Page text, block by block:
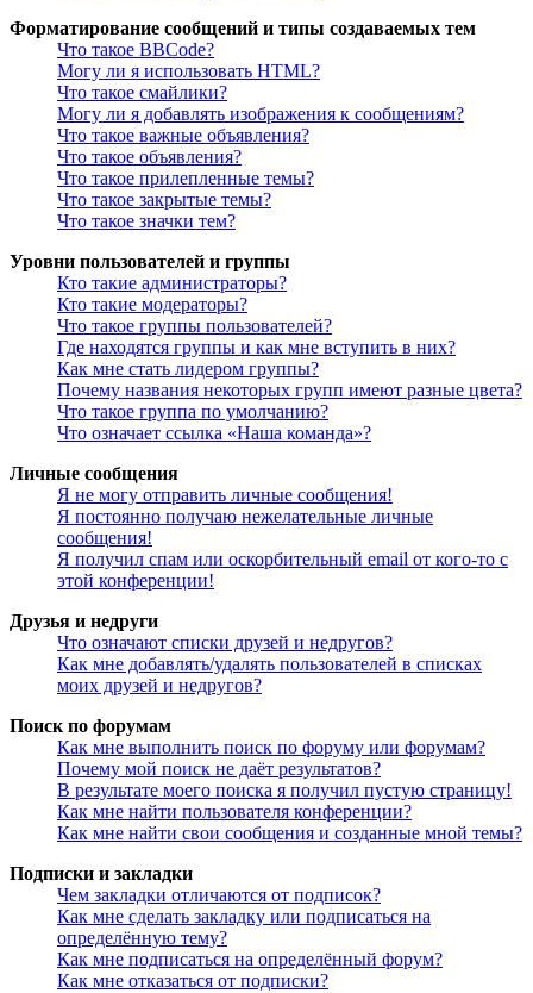
Форматирование сообщений и типы создаваемых тем
Что такое BBCode?
Могу ли я использовать HTML?
Что такое смайлики?
Могу ли я добавлять изображения к сообщениям?
Что такое важные объявления?
Что такое объявления?
Что такое прилепленные темы?
Что такое закрытые темы?
Что такое значки тем?
Уровни пользователей и группы
Кто такие администраторы?
Кто такие модераторы?
Что такое группы пользователей?
Где находятся группы и как мне вступить в них?
Как мне стать лидером группы?
Почему названия некоторых групп имеют разные цвета?
Что такое группа по умолчанию?
Что означает ссылка «Наша команда»?
Личные сообщения
Я не могу отправить личные сообщения!
Я постоянно получаю нежелательные личные
сообщения!
Я получил спам или оскорбительный email от кого-то с
этой конференции!
Друзья и недруги
Что означают списки друзей и недругов?
Как мне добавлять/удалять пользователей в списках
моих друзей и недругов?
Поиск по форумам
Как мне выполнить поиск по форуму или форумам?
Почему мой поиск не даёт результатов?
В результате моего поиска я получил пустую страницу!
Как мне найти пользователя конференции?
Как мне найти свои сообщения и созданные мной темы?
Подписки и закладки
Чем закладки отличаются от подписок?
Как мне сделать закладку или подписаться на
определённую тему?
Как мне подписаться на определённый форум?
Как мне отказаться от подписки?